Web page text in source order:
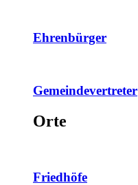
Ehrenbürger
Gemeindevertreter
Orte
Friedhöfe